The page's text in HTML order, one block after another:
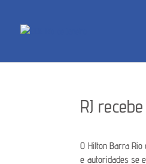
RJ
O Hilton Barra
e autoridades se